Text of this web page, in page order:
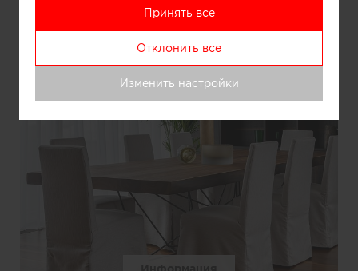
Принять все
Отклонить все
Изменить настройки